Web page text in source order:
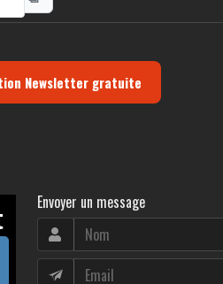
Newsletter gratuite
Envoyer un message